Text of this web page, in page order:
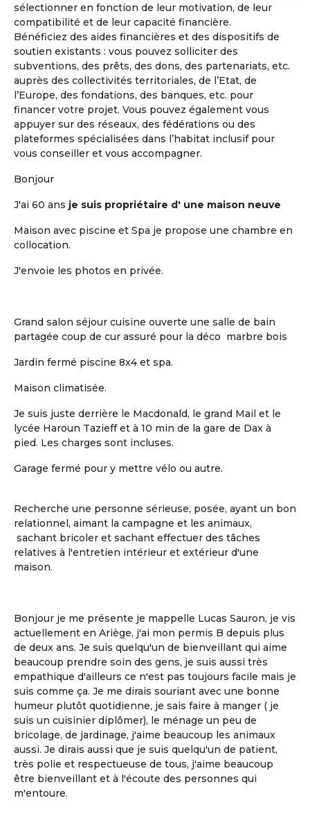
sélectionner en fonction de leur motivation, de leur
compatibilité et de leur capacité financière.
Bénéficiez des aides financières et des dispositifs de
soutien existants : vous pouvez solliciter des
subventions, des prêts, des dons, des partenariats, etc.
auprès des collectivités territoriales, de l’Etat, de
l’Europe, des fondations, des banques, etc. pour
financer votre projet. Vous pouvez également vous
appuyer sur des réseaux, des fédérations ou des
plateformes spécialisées dans l’habitat inclusif pour
vous conseiller et vous accompagner.
Bonjour
J'ai 60 ans je suis propriétaire d' une maison neuve
Maison avec piscine et Spa je propose une chambre en
collocation.
J'envoie les photos en privée.
Grand salon séjour cuisine ouverte une salle de bain
partagée coup de cur assuré pour la déco marbre bois
Jardin fermé piscine 8x4 et spa.
Maison climatisée.
Je suis juste derrière le Macdonald, le grand Mail et le
lycée Haroun Tazieff et à 10 min de la gare de Dax à
pied. Les charges sont incluses.
Garage fermé pour y mettre vélo ou autre.
Recherche une personne sérieuse, posée, ayant un bon
relationnel, aimant la campagne et les animaux,
sachant bricoler et sachant effectuer des tâches
relatives à l'entretien intérieur et extérieur d'une
maison.
Bonjour je me présente je mappelle Lucas Sauron, je vis
actuellement en Ariège, j'ai mon permis B depuis plus
de deux ans. Je suis quelqu'un de bienveillant qui aime
beaucoup prendre soin des gens, je suis aussi très
empathique d'ailleurs ce n'est pas toujours facile mais je
suis comme ça. Je me dirais souriant avec une bonne
humeur plutôt quotidienne, je sais faire à manger ( je
suis un cuisinier diplômer), le ménage un peu de
bricolage, de jardinage, j'aime beaucoup les animaux
aussi. Je dirais aussi que je suis quelqu'un de patient,
très polie et respectueuse de tous, j'aime beaucoup
être bienveillant et à l'écoute des personnes qui
m'entoure.
Précédent Suivant
Christine - 64 ans
Retaitée fonction publique
pour retraités
L'humain
sein d'un habitat groupé à taille
La gestion libre
Le partage